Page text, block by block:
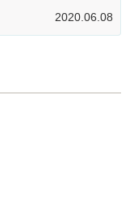
2020.06.08